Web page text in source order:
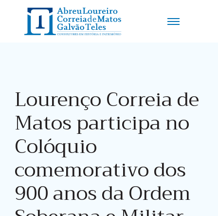
Lourenço Correia de
Matos participa no
Colóquio
comemorativo dos
900 anos da Ordem